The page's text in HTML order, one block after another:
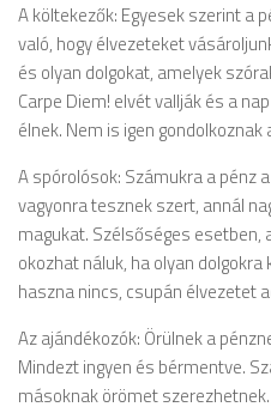
A költekezők: Egyesek szerint a
való, hogy élvezeteket
és olyan dolgokat, amelyek
Carpe Diem! elvét vallják és a
élnek. Nem is igen gondolkoznak
A spórolósok: Számukra a pénz
vagyonra tesznek szert, annál
magukat. Szélsőséges esetben,
okozhat náluk, ha olyan
haszna nincs, csupán élvezetet
Az ajándékozók: Örülnek a
Mindezt ingyen és bérmentve.
másoknak örömet